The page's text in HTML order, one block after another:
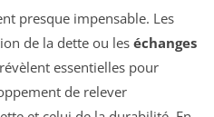
presque impensable. Les
de la dette ou les échanges
essentielles pour
de relever